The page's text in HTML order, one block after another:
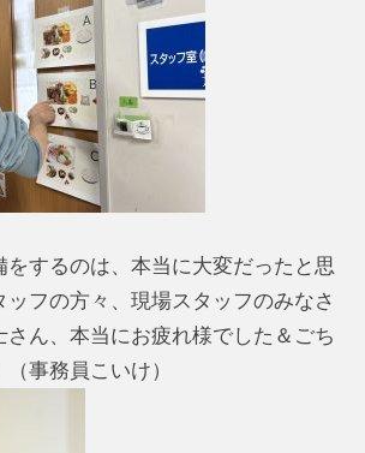
するのは、本当に大変だったと思
ッフの方々、現場スタッフのみなさ
さん、本当にお疲れ様でした＆ごち
事務員こいけ）